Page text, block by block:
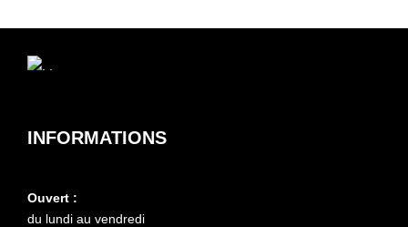
INFORMATIONS
Ouvert :
du lundi au vendredi